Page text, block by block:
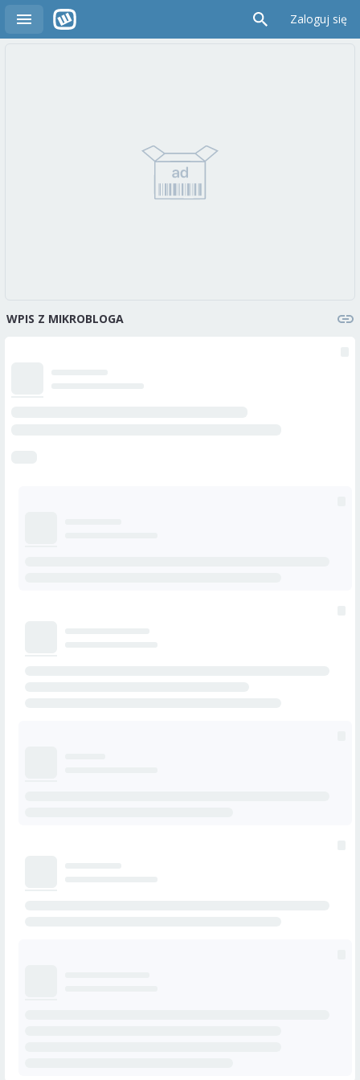
Zaloguj się
WPIS Z MIKROBLOGA